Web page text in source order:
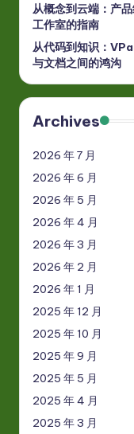
从概念到云端：产
工作室的指南
从代码到知识：
与文档之间的鸿沟
Archives
2026 年 7 月
2026 年 6 月
2026 年 5 月
2026 年 4 月
2026 年 3 月
2026 年 2 月
2026 年 1 月
2025 年 12 月
2025 年 10 月
2025 年 9 月
2025 年 5 月
2025 年 4 月
2025 年 3 月